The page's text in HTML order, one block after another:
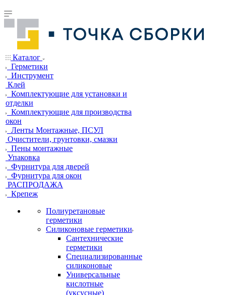
Каталог
Герметики
Инструмент
Клей
Комплектующие для установки и
отделки
Комплектующие для производства
окон
Ленты Монтажные, ПСУЛ
Очистители, грунтовки, смазки
Пены монтажные
Упаковка
Фурнитура для дверей
Фурнитура для окон
РАСПРОДАЖА
Крепеж
Полиуретановые
герметики
Силиконовые герметики
Сантехнические
герметики
Специализированные
силиконовые
Универсальные
кислотные
(уксусные)